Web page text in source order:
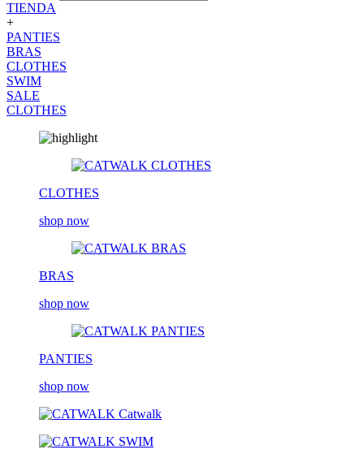
TIENDA
+
PANTIES
BRAS
CLOTHES
SWIM
SALE
CLOTHES
CLOTHES
shop now
BRAS
shop now
PANTIES
shop now